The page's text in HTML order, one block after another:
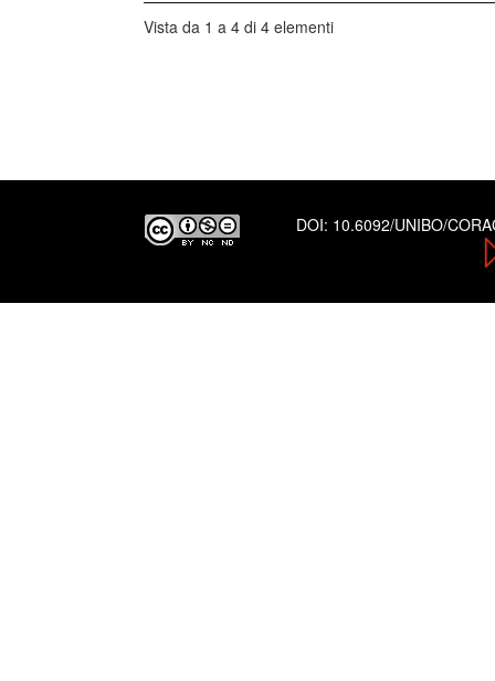
Vista da 1 a 4 di 4 elementi
DOI: 10.6092/UNIBO/